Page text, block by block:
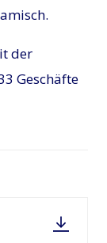
der
Geschäfte